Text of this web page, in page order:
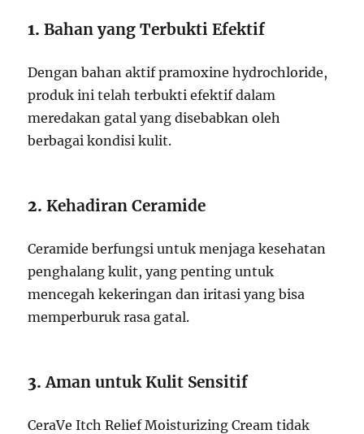
1.Bahan yang Terbukti Efektif
Dengan bahan aktif pramoxine hydrochloride,
produk ini telah terbukti efektif dalam
meredakan gatal yang disebabkan oleh
berbagai kondisi kulit.
2.Kehadiran Ceramide
Ceramide berfungsi untuk menjaga kesehatan
penghalang kulit, yang penting untuk
mencegah kekeringan dan iritasi yang bisa
memperburuk rasa gatal.
3.Aman untuk Kulit Sensitif
CeraVe Itch Relief Moisturizing Cream tidak